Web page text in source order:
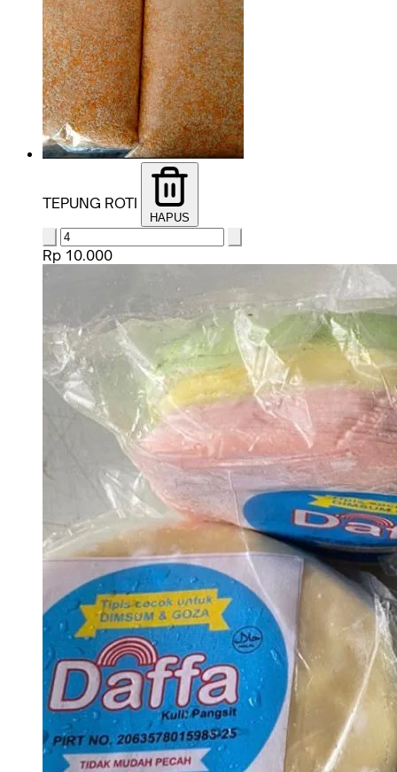
TEPUNG ROTI
HAPUS
Rp 10.000